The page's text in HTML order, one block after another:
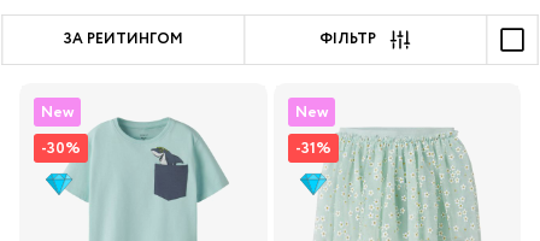
ЗА РЕЙТИНГОМ ФІЛЬТР
New
-30%
New
-31%